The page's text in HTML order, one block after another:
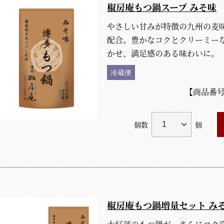
椒房庵もつ鍋スープ みそ味
やさしい甘みが特徴の九州の麦
配合。豊かなコクとクリーミー
かせ、満足感のある味わいに。
冷蔵便
【商品番
個数 個
椒房庵もつ鍋増量セット み